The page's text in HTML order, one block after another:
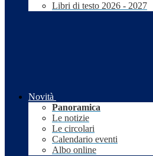
Libri di testo 2026 - 2027
Novità
Panoramica
Le notizie
Le circolari
Calendario eventi
Albo online